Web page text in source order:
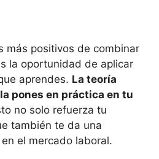
más positivos de combinar
la oportunidad de aplicar
aprendes. La teoría
pones en práctica en tu
no solo refuerza tu
también te da una
el mercado laboral.